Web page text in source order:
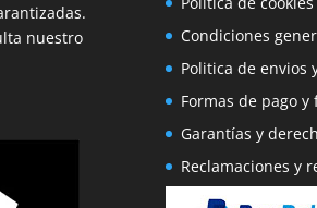
nuestro
Condiciones
Politica de envios
Formas de pago y
Garantías y
Reclamaciones y